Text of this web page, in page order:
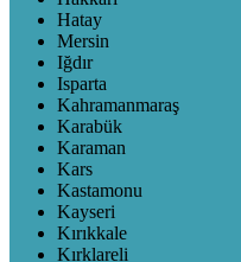
Hatay
Mersin
Iğdır
Isparta
Kahramanmaraş
Karabük
Karaman
Kars
Kastamonu
Kayseri
Kırıkkale
Kırklareli